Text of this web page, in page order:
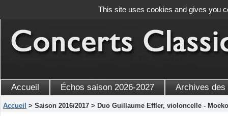
Accueil Échos saison 2026-2027 Archives des
Accueil > Saison 2016/2017 > Duo Guillaume Effler, violoncelle -
This site uses cookies and gives you